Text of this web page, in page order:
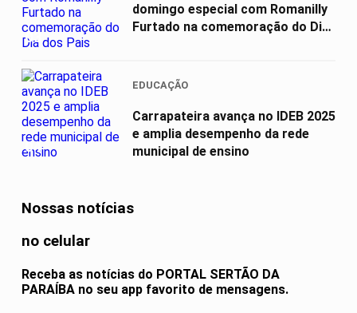
03
domingo especial com Romanilly
Furtado na comemoração do Dia
04
EDUCAÇÃO
Carrapateira avança no IDEB 2025
e amplia desempenho da rede
municipal de ensino
Nossas notícias
no celular
Receba as notícias do PORTAL SERTÃO DA
PARAÍBA no seu app favorito de mensagens.